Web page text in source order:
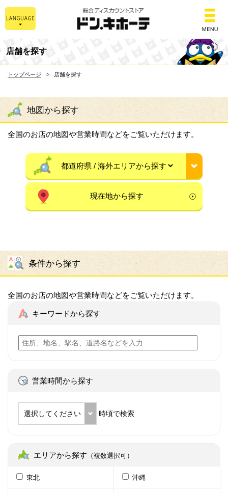
総合ディスカウント
店舗を探す
トップページ 店舗を探す
地図から探す
全国のお店の地図や営業時間などをご覧いただけます。
現在地から探す
条件から探す
全国のお店の地図や営業時間などをご覧いただけます。
キーワードから探す
営業時間から探す
選択してください 時頃で検索
エリアから探す （複数選択可）
東北 沖縄